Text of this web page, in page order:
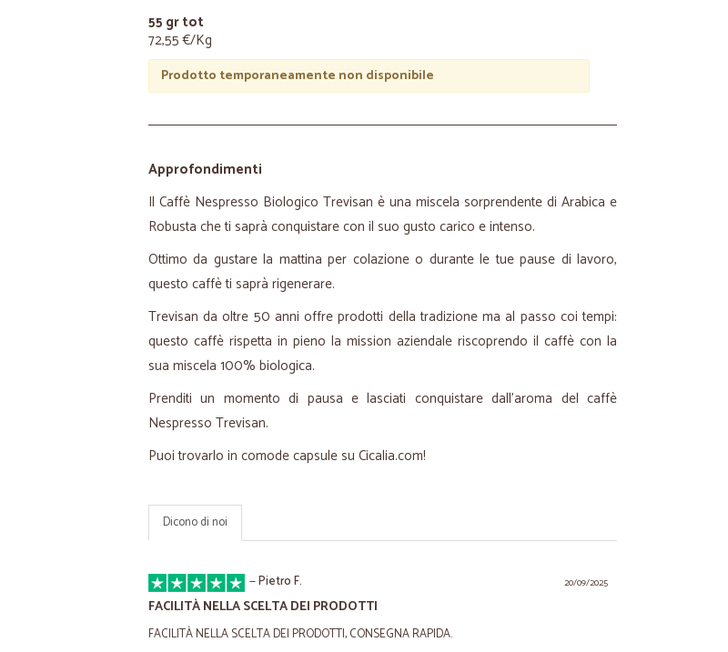
55 gr tot
72,55 €/Kg
Prodotto temporaneamente non disponibile
Approfondimenti
Il Caffè Nespresso Biologico Trevisan è una miscela sorprendente di Arabica e
Robusta che ti saprà conquistare con il suo gusto carico e intenso.
Ottimo da gustare la mattina per colazione o durante le tue pause di lavoro,
questo caffè ti saprà rigenerare.
Trevisan da oltre 50 anni offre prodotti della tradizione ma al passo coi tempi:
questo caffè rispetta in pieno la mission aziendale riscoprendo il caffè con la
sua miscela 100% biologica.
Prenditi un momento di pausa e lasciati conquistare dall'aroma del caffè
Nespresso Trevisan.
Puoi trovarlo in comode capsule su Cicalia.com!
Dicono di noi
20/09/2025
—Pietro F.
FACILITÀ NELLA SCELTA DEI PRODOTTI
FACILITÀ NELLA SCELTA DEI PRODOTTI, CONSEGNA RAPIDA.